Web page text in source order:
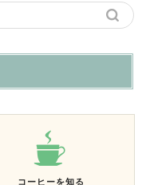
コーヒーを知る